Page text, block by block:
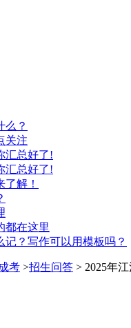
么？
关注
汇总好了!
汇总好了!
解！
都在这里
？写作可以用模板吗？
考 >招生问答 > 2025年